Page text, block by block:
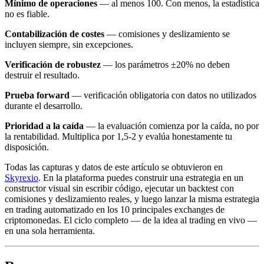
Mínimo de operaciones — al menos 100. Con menos, la estadística
no es fiable.
Contabilización de costes — comisiones y deslizamiento se
incluyen siempre, sin excepciones.
Verificación de robustez — los parámetros ±20% no deben
destruir el resultado.
Prueba forward — verificación obligatoria con datos no utilizados
durante el desarrollo.
Prioridad a la caída — la evaluación comienza por la caída, no por
la rentabilidad. Multiplica por 1,5-2 y evalúa honestamente tu
disposición.
Todas las capturas y datos de este artículo se obtuvieron en
Skyrexio. En la plataforma puedes construir una estrategia en un
constructor visual sin escribir código, ejecutar un backtest con
comisiones y deslizamiento reales, y luego lanzar la misma estrategia
en trading automatizado en los 10 principales exchanges de
criptomonedas. El ciclo completo — de la idea al trading en vivo —
en una sola herramienta.